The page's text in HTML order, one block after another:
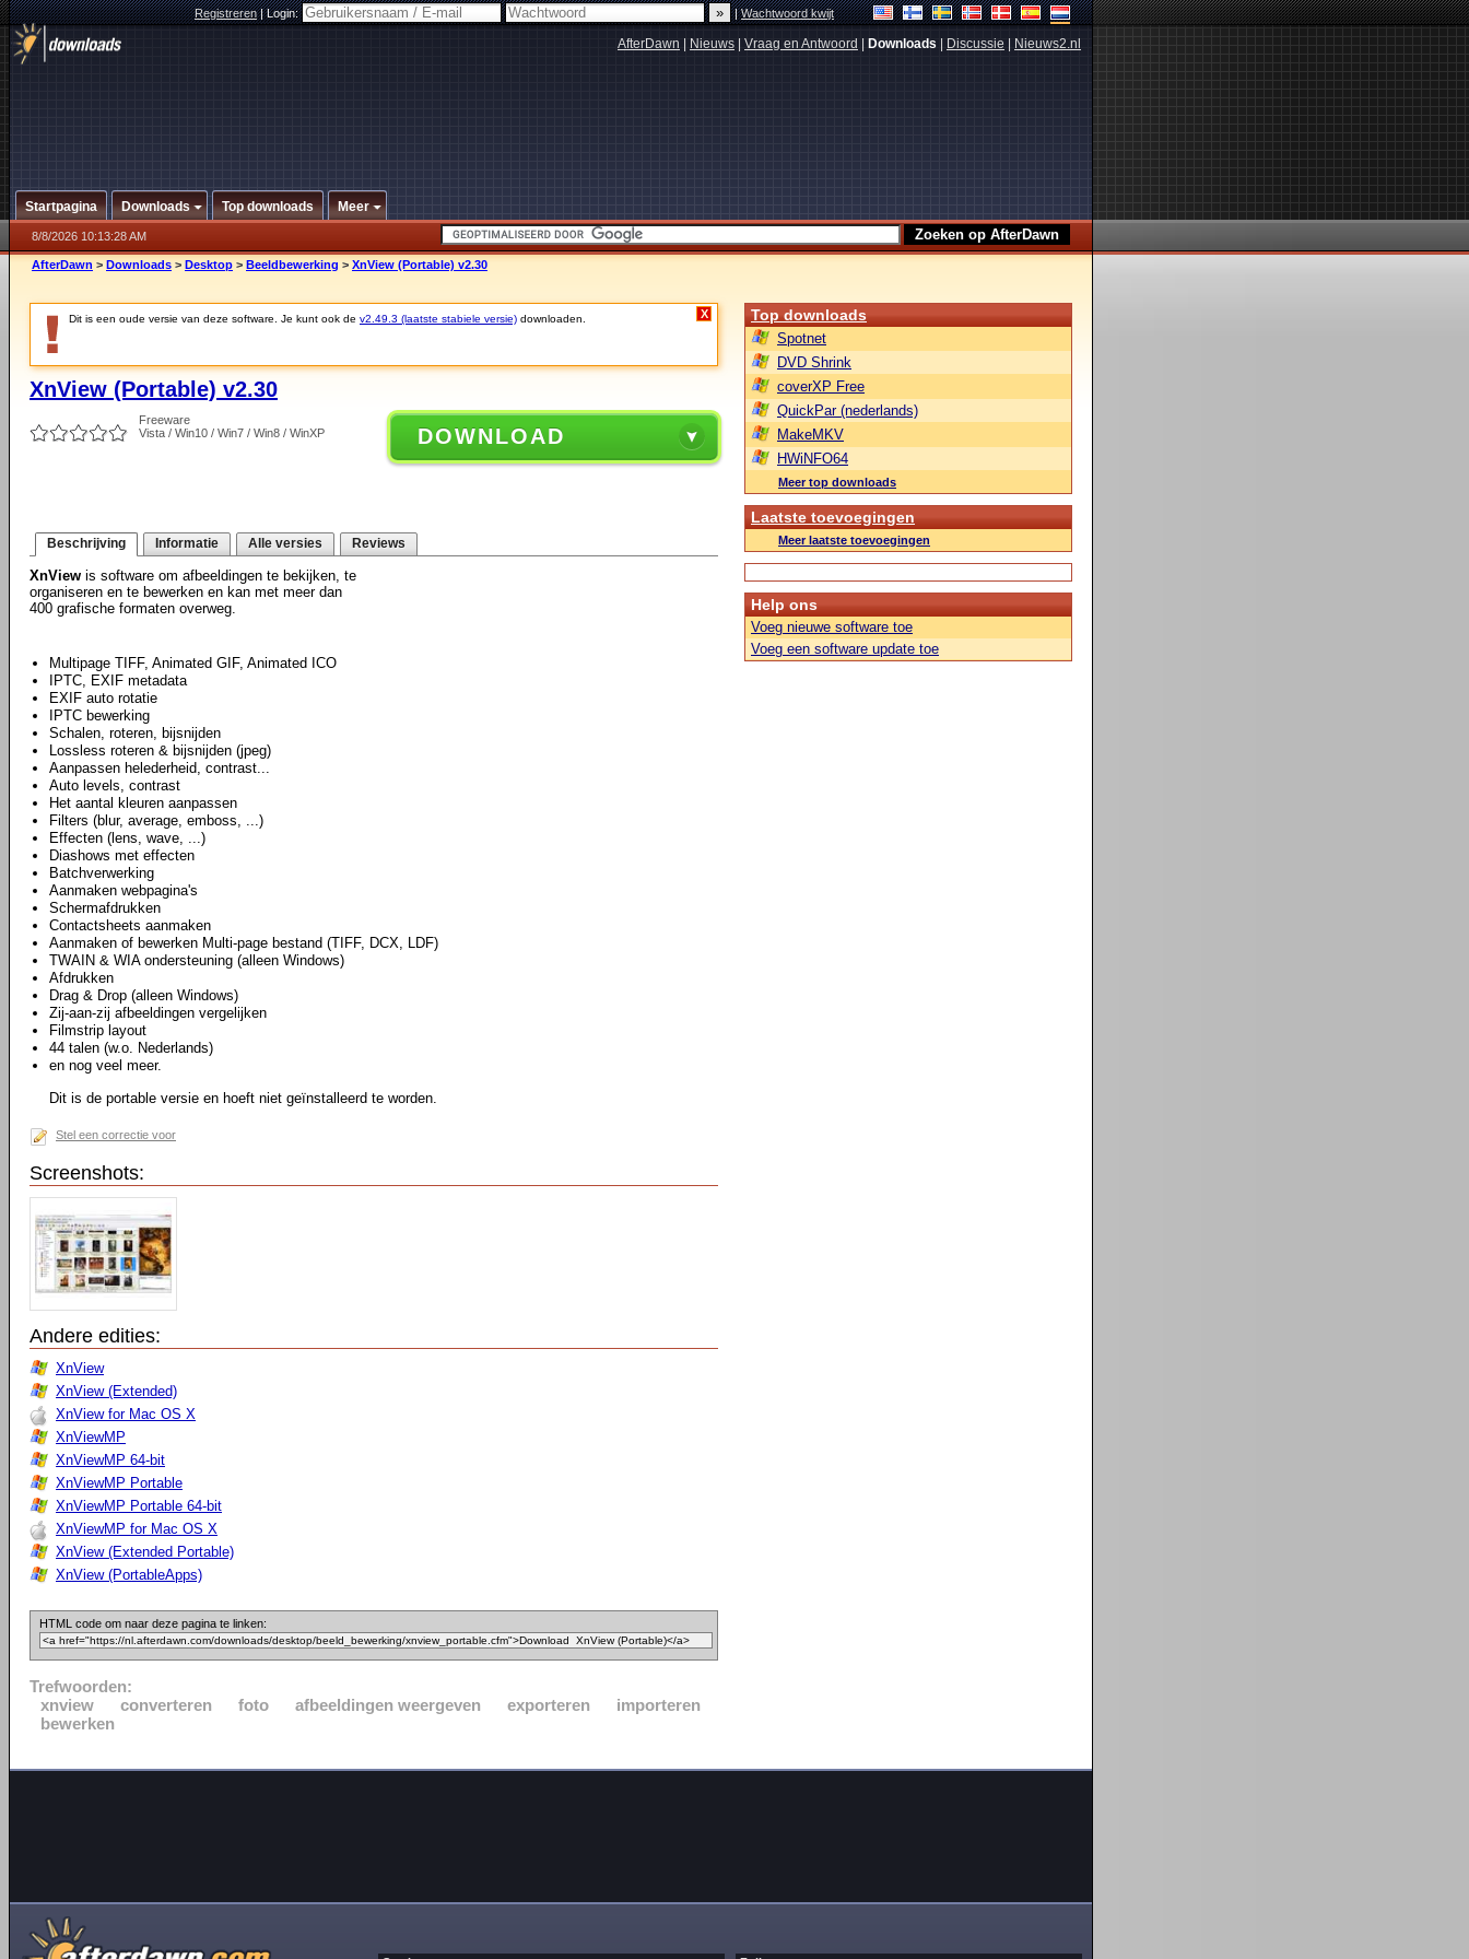
Registreren|Login: |Wachtwoord kwijt
AfterDawn Nieuws Vraag en Antwoord Downloads Discussie Nieuws2.nl
Startpagina Downloads Top downloads Meer
8/8/2026 10:13:28 AM
AfterDawn > Downloads > Desktop > Beeldbewerking > XnView (Portable) v2.30
Dit is een oude versie van deze software. Je kunt ook de v2.49.3 (laatste stabiele versie) downloaden. X
XnView (Portable) v2.30
Freeware
Vista / Win10 / Win7 / Win8 / WinXP
DOWNLOAD
Beschrijving Informatie Alle versies Reviews
XnView is software om afbeeldingen te bekijken, te
organiseren en te bewerken en kan met meer dan
400 grafische formaten overweg.
Multipage TIFF, Animated GIF, Animated ICO
IPTC, EXIF metadata
EXIF auto rotatie
IPTC bewerking
Schalen, roteren, bijsnijden
Lossless roteren & bijsnijden (jpeg)
Aanpassen helederheid, contrast...
Auto levels, contrast
Het aantal kleuren aanpassen
Filters (blur, average, emboss, ...)
Effecten (lens, wave, ...)
Diashows met effecten
Batchverwerking
Aanmaken webpagina's
Schermafdrukken
Contactsheets aanmaken
Aanmaken of bewerken Multi-page bestand (TIFF, DCX, LDF)
TWAIN & WIA ondersteuning (alleen Windows)
Afdrukken
Drag & Drop (alleen Windows)
Zij-aan-zij afbeeldingen vergelijken
Filmstrip layout
44 talen (w.o. Nederlands)
en nog veel meer.
Dit is de portable versie en hoeft niet geïnstalleerd te worden.
Stel een correctie voor
Screenshots:
Andere edities:
XnView
XnView (Extended)
XnView for Mac OS X
XnViewMP
XnViewMP 64-bit
XnViewMP Portable
XnViewMP Portable 64-bit
XnViewMP for Mac OS X
XnView (Extended Portable)
XnView (PortableApps)
HTML code om naar deze pagina te linken:
Trefwoorden:
xnview
converteren foto afbeeldingen weergeven exporteren
importeren
bewerken
Top downloads
Spotnet
DVD Shrink
coverXP Free
QuickPar (nederlands)
MakeMKV
HWiNFO64
Meer top downloads
Laatste toevoegingen
Meer laatste toevoegingen
Help ons
Voeg nieuwe software toe
Voeg een software update toe